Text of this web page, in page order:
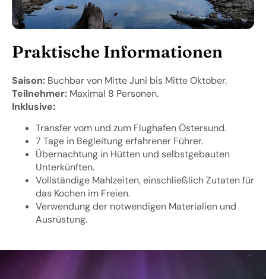
Praktische Informationen
Saison: Buchbar von Mitte Juni bis Mitte Oktober.
Teilnehmer: Maximal 8 Personen.
Inklusive:
Transfer vom und zum Flughafen Östersund.
7 Tage in Begleitung erfahrener Führer.
Übernachtung in Hütten und selbstgebauten
Unterkünften.
Vollständige Mahlzeiten, einschließlich Zutaten für
das Kochen im Freien.
Verwendung der notwendigen Materialien und
Ausrüstung.